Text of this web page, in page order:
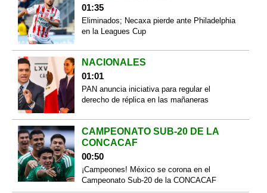
01:35
Eliminados; Necaxa pierde ante Philadelphia
en la Leagues Cup
NACIONALES
01:01
PAN anuncia iniciativa para regular el
derecho de réplica en las mañaneras
CAMPEONATO SUB-20 DE LA
CONCACAF
00:50
¡Campeones! México se corona en el
Campeonato Sub-20 de la CONCACAF